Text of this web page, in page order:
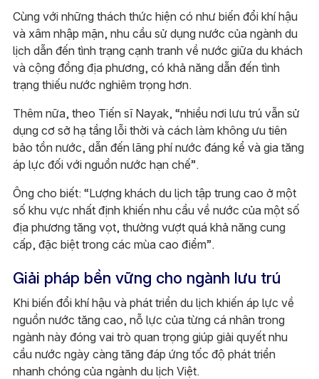
Cùng với những thách thức hiện có như biến đổi khí hậu
và xâm nhập mặn, nhu cầu sử dụng nước của ngành du
lịch dẫn đến tình trạng cạnh tranh về nước giữa du khách
và cộng đồng địa phương, có khả năng dẫn đến tình
trạng thiếu nước nghiêm trọng hơn.
Thêm nữa, theo Tiến sĩ Nayak, “nhiều nơi lưu trú vẫn sử
dụng cơ sở hạ tầng lỗi thời và cách làm không ưu tiên
bảo tồn nước, dẫn đến lãng phí nước đáng kể và gia tăng
áp lực đối với nguồn nước hạn chế”.
Ông cho biết: “Lượng khách du lịch tập trung cao ở một
số khu vực nhất định khiến nhu cầu về nước của một số
địa phương tăng vọt, thường vượt quá khả năng cung
cấp, đặc biệt trong các mùa cao điểm”.
Giải pháp bền vững cho ngành lưu trú
Khi biến đổi khí hậu và phát triển du lịch khiến áp lực về
nguồn nước tăng cao, nỗ lực của từng cá nhân trong
ngành này đóng vai trò quan trọng giúp giải quyết nhu
cầu nước ngày càng tăng đáp ứng tốc độ phát triển
nhanh chóng của ngành du lịch Việt.